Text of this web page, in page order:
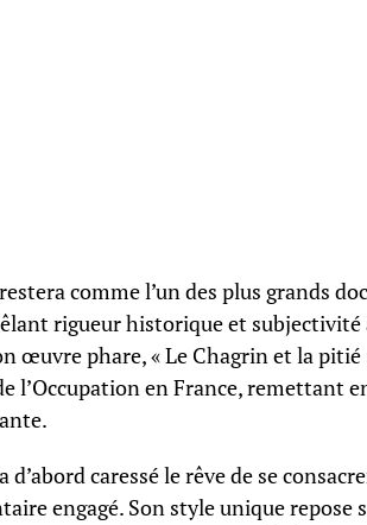
comme l’un des plus grands
rigueur historique et subjectivité
œuvre phare, « Le Chagrin et la pitié
l’Occupation en France, remettant
caressé le rêve de se
engagé. Son style unique repose